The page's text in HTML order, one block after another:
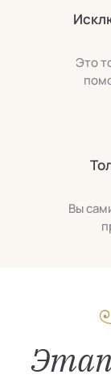
Это
Вы